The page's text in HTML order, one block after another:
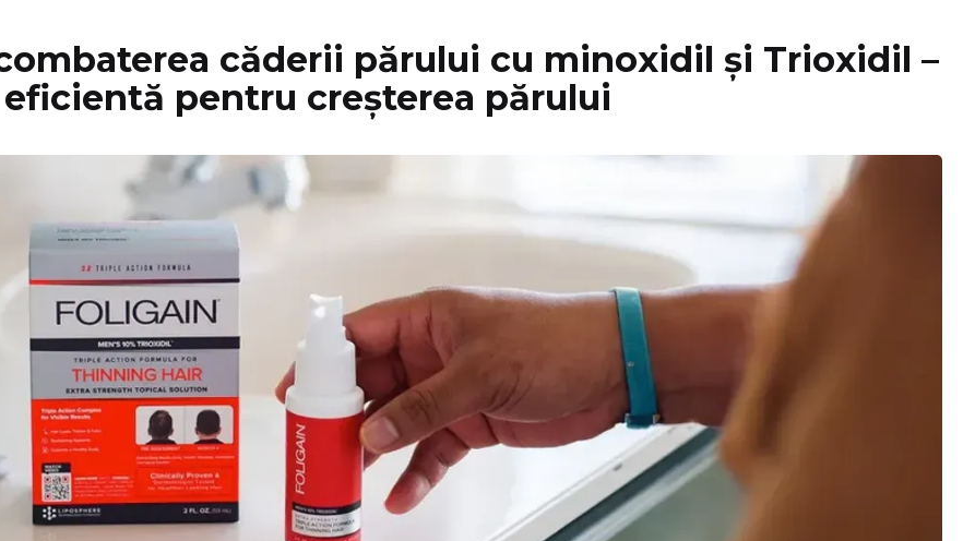
căderii părului cu minoxidil și Trioxidil –
pentru creșterea părului